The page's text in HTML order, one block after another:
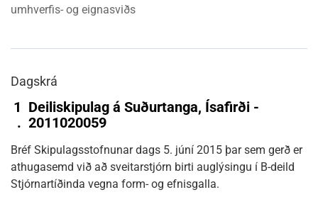
umhverfis- og eignasviðs
Dagskrá
1
.
Deiliskipulag á Suðurtanga, Ísafirði -
2011020059
Bréf Skipulagsstofnunar dags 5. júní 2015 þar sem gerð er
athugasemd við að sveitarstjórn birti auglýsingu í B-deild
Stjórnartíðinda vegna form- og efnisgalla.